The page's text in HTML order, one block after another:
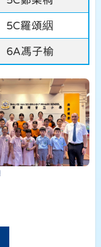
5C羅頌絪
6A馮子榆